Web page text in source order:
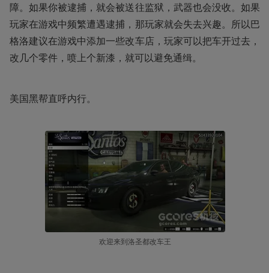
障。如果你被逮捕，就会被送往监狱，武器也会没收。如果
玩家在游戏中频繁遭遇逮捕，那玩家就会失去兴趣。所以巴
格洛建议在游戏中添加一些改车店，玩家可以把车开过去，
改几个零件，喷上个新漆，就可以避免通缉。
美国黑帮直呼内行。
欢迎来到洛圣都改车王